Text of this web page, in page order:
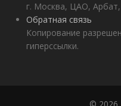
г. Москва, ЦАО,
Обратная связь
Копирование
гиперссылки.